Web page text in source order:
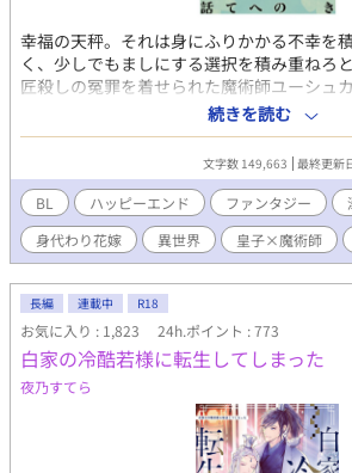
幸福の天秤。それは身にふりかかる不幸を
く、少しでもましにする選択を積み重ね
匠殺しの冤罪を着せられた魔術師ユーシュ
女の身代わりとして隣国へ送られる。国境
をするはずが、花婿である冷酷皇子アルフ
に身代わりだと見抜かれてしまう。隷属の
レイムの夜の相手をすることになったユー
ねに幸福の天秤を心に置け」という師匠の
ごし、少しずつ要塞の兵士たちに認められ
皇子」アルフレイムと心を通わせるように
わりから始まる執着溺愛。人間不信の冷酷
ハッピーエンド 状況はシリアスですが主人
明るめ（？）に進行します。 本編は完結し
更新します。
続きを読む
文字数 149,663 最終更新
BL ハッピーエンド ファンタジー
身代わり花嫁
異世界 皇子×魔術師
長編 連載中 R18
お気に入り : 1,823 24h.ポイント : 773
白家の冷酷若様に転生してしまった
夜乃すてら